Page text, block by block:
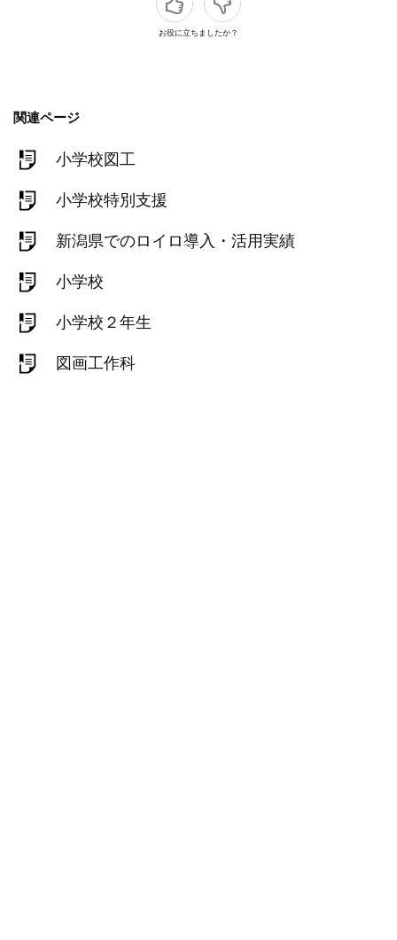
お役に立ちましたか？
関連ページ
小学校図工
小学校特別支援
新潟県でのロイロ導入・活用実績
小学校
小学校２年生
図画工作科